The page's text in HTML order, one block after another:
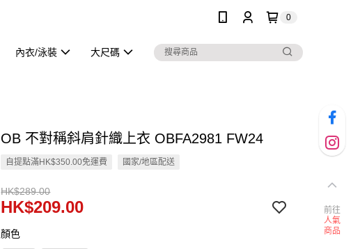
0
內衣/泳裝 大尺碼
OB 不對稱斜肩針織上衣 OBFA2981 FW24
自提點滿HK$350.00免運費 國家/地區配送
HK$289.00
HK$209.00
顏色
前往
人氣
商品